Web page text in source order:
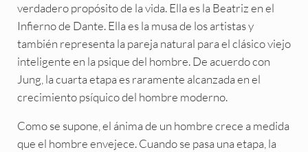
verdadero propósito de la vida. Ella es la Beatriz en el
Infierno de Dante. Ella es la musa de los artistas y
también representa la pareja natural para el clásico viejo
inteligente en la psique del hombre. De acuerdo con
Jung, la cuarta etapa es raramente alcanzada en el
crecimiento psíquico del hombre moderno.
Como se supone, el ánima de un hombre crece a medida
que el hombre envejece. Cuando se pasa una etapa, la